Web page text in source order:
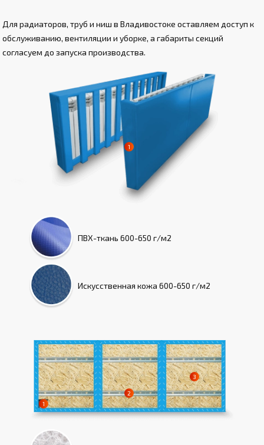
Для радиаторов, труб и ниш в Владивостоке оставляем доступ к
обслуживанию, вентиляции и уборке, а габариты секций
согласуем до запуска производства.
ПВХ-ткань 600-650 г/м2
Искусcтвенная кожа 600-650 г/м2